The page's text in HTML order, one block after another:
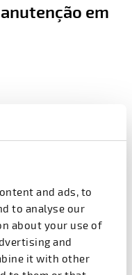
and ads, to
to analyse our
about your use of
and
it with other
em
completa
do seu
as máquinas de
cada máquina